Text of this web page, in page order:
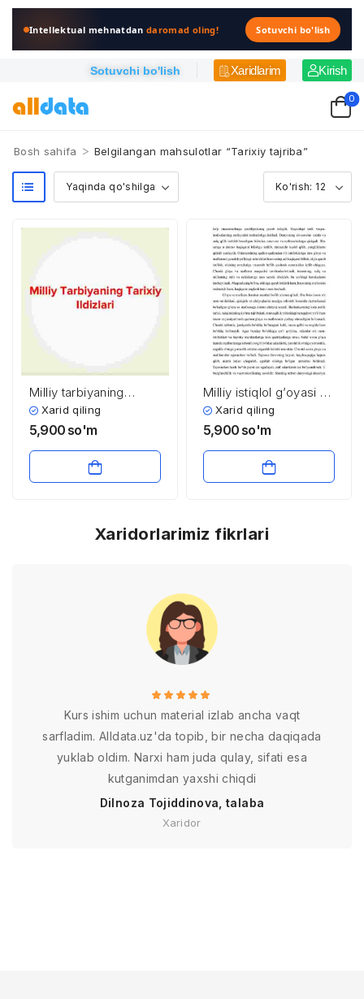
Intellektual mehnatdandaromad oling! Sotuvchi bo'lish
Sotuvchi bo'lish Xaridlarim Kirish
0
Bosh sahifa > Belgilangan mahsulotlar “Tarixiy tajriba”
Milliy tarbiyaning
tarixiy ildizlari
Xarid qiling
5,900 so'm
Milliy istiqlol g’oyasi va
ma’naviyat
Xarid qiling
5,900 so'm
Xaridorlarimiz fikrlari
Kurs ishim uchun material izlab ancha vaqt
sarfladim. Alldata.uz'da topib, bir necha daqiqada
yuklab oldim. Narxi ham juda qulay, sifati esa
kutganimdan yaxshi chiqdi
Dilnoza Tojiddinova, talaba
Xaridor